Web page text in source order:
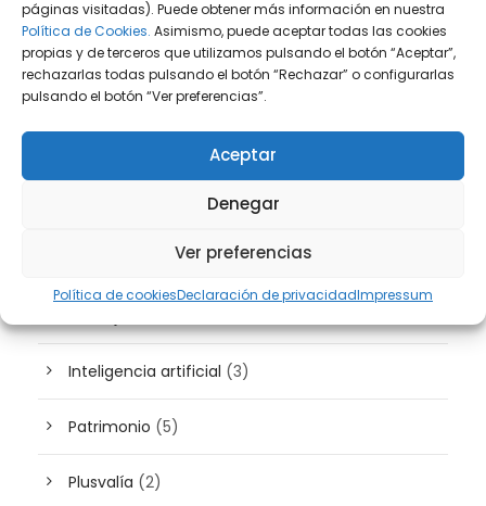
páginas visitadas). Puede obtener más información en nuestra
Política de Cookies. Asimismo, puede aceptar todas las cookies
propias y de terceros que utilizamos pulsando el botón “Aceptar”,
rechazarlas todas pulsando el botón “Rechazar” o configurarlas
pulsando el botón “Ver preferencias”.
Aceptar
Denegar
Ver preferencias
Política de cookiesDeclaración de privacidadImpressum
Derecho Fiscal(131)
Derecho Inmobiliario(36)
(44)
(40)
Derecho Penal(11)
Inteligencia artificial (3)
Patrimonio (5)
Plusvalía (2)